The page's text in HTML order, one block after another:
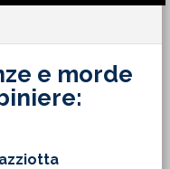
e morde